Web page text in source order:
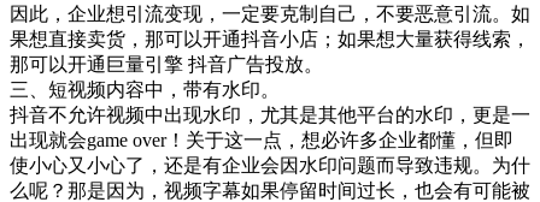
因此，企业想引流变现，一定要克制自己，不要恶意引流。如
果想直接卖货，那可以开通抖音小店；如果想大量获得线索，
那可以开通巨量引擎 抖音广告投放。
三、短视频内容中，带有水印。
抖音不允许视频中出现水印，尤其是其他平台的水印，更是一
出现就会game over！关于这一点，想必许多企业都懂，但即
使小心又小心了，还是有企业会因水印问题而导致违规。为什
么呢？那是因为，视频字幕如果停留时间过长，也会有可能被